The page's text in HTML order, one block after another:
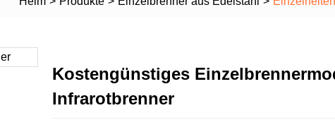
Kostengünstiges
Infrarotbrenner